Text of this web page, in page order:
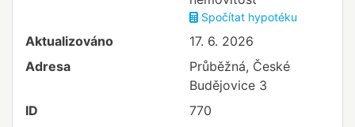
Spočítat hypotéku
Aktualizováno
17. 6. 2026
Adresa
Průběžná, České
Budějovice 3
ID
770